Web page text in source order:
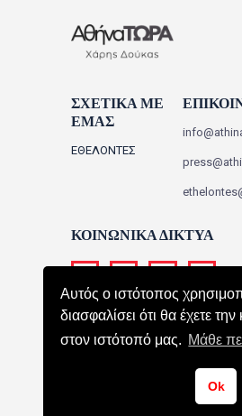
ΣΧΕΤΙΚΑ ΜΕ
ΕΜΑΣ
ΕΘΕΛΟΝΤΕΣ
ΚΟΙΝΩΝΙΚΑ ΔΙΚΤΥΑ
All Rights
Αυτός ο ιστότοπος
διασφαλίσει ότι θα έχετε
στον ιστότοπό μας. Μάθε
Ok